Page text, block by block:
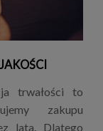
trwałości to
zakupu
lata. Dlatego